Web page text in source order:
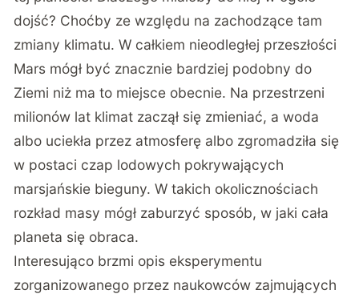
dojść? Choćby ze względu na zachodzące tam
zmiany klimatu. W całkiem nieodległej przeszłości
Mars mógł być znacznie bardziej podobny do
Ziemi niż ma to miejsce obecnie. Na przestrzeni
milionów lat klimat zaczął się zmieniać, a woda
albo uciekła przez atmosferę albo zgromadziła się
w postaci czap lodowych pokrywających
marsjańskie bieguny. W takich okolicznościach
rozkład masy mógł zaburzyć sposób, w jaki cała
planeta się obraca.
Interesująco brzmi opis eksperymentu
zorganizowanego przez naukowców zajmujących